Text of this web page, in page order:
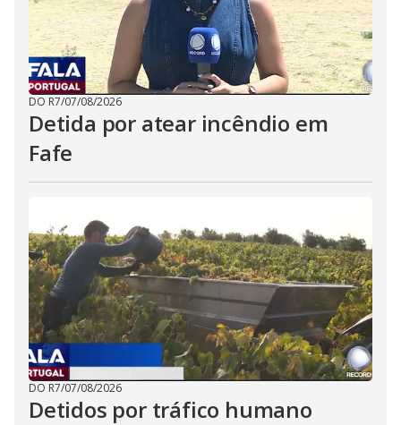
DO R7/07/08/2026
Detida por atear incêndio em
Fafe
DO R7/07/08/2026
Detidos por tráfico humano